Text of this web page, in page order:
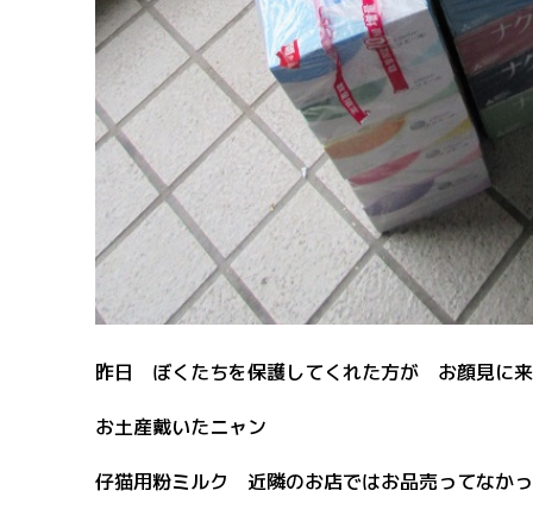
昨日 ぼくたちを保護してくれた方が お顔見に
お土産戴いたニャン
仔猫用粉ミルク 近隣のお店ではお品売ってなか